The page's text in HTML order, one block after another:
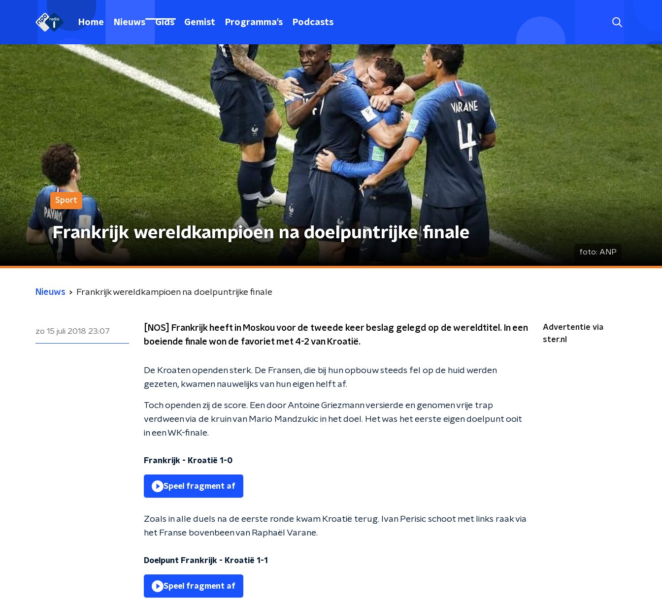
Home Nieuws Gids Gemist Programma's Podcasts
Sport
Frankrijk wereldkampioen na doelpuntrijke finale
foto: ANP
Nieuws Frankrijk wereldkampioen na doelpuntrijke finale
zo 15 juli 2018 23:07
[NOS] Frankrijk heeft in Moskou voor de tweede keer beslag gelegd op de wereldtitel. In een
boeiende finale won de favoriet met 4-2 van Kroatië.
De Kroaten openden sterk. De Fransen, die bij hun opbouw steeds fel op de huid werden
gezeten, kwamen nauwelijks van hun eigen helft af.
Toch openden zij de score. Een door Antoine Griezmann versierde en genomen vrije trap
verdween via de kruin van Mario Mandzukic in het doel. Het was het eerste eigen doelpunt ooit
in een WK-finale.
Frankrijk - Kroatië 1-0
Speel fragment af
Zoals in alle duels na de eerste ronde kwam Kroatië terug. Ivan Perisic schoot met links raak via
het Franse bovenbeen van Raphaël Varane.
Doelpunt Frankrijk - Kroatië 1-1
Speel fragment af
Advertentie via
ster.nl